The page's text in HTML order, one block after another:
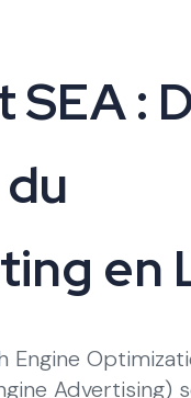
SEA :
en
Engine
Advertising)